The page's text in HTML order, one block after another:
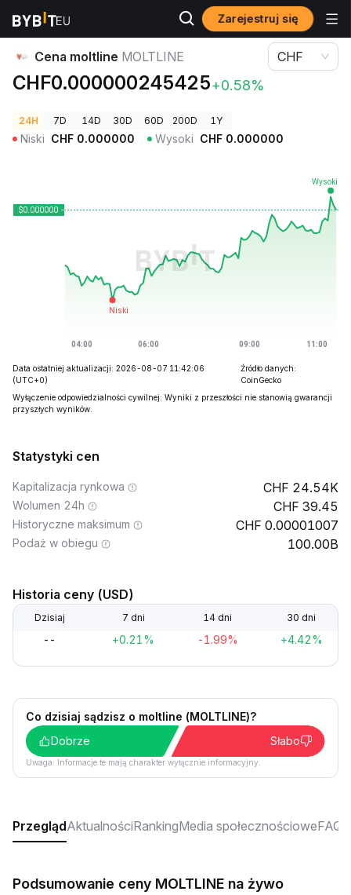
Zarejestruj się
Ceny kryptowalut Cena moltline MOLTLINE
Cena moltline MOLTLINE
CHF0.000000245425+0.58%
CHF
24H 7D 14D 30D 60D 200D 1Y
Niski CHF 0.000000 Wysoki CHF 0.000000
Data ostatniej aktualizacji: 2026-08-07 11:42:06
(UTC+0)
Źródło danych:
CoinGecko
Wyłączenie odpowiedzialności cywilnej: Wyniki z przeszłości nie stanowią gwarancji
przyszłych wyników.
Statystyki cen
Kapitalizacja rynkowa 24.54K
Wolumen 24h 39.45
Historyczne maksimum 0.00001007
Podaż w obiegu 100.00B
Historia ceny (USD)
Dzisiaj 7 dni 14 dni 30 dni
-- +0.21% -1.99% +4.42%
Co dzisiaj sądzisz o moltline (MOLTLINE)?
Dobrze
Słabo
Uwaga: Informacje te mają charakter wyłącznie informacyjny.
PrzeglądAktualnościRankingMedia społecznościoweFAQ
Podsumowanie ceny MOLTLINE na żywo